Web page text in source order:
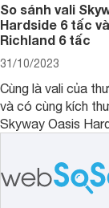
So sánh vali
Hardside 6 tấc
Richland 6 tấc
31/10/2023
Cùng là vali của
và có cùng kích
Skyway Oasis